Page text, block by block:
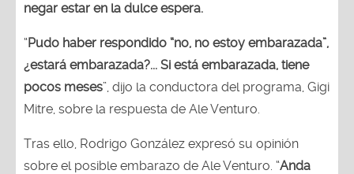
negar estar en la dulce espera.
“Pudo haber respondido “no, no estoy embarazada”,
¿estará embarazada?... Si está embarazada, tiene
pocos meses”, dijo la conductora del programa, Gigi
Mitre, sobre la respuesta de Ale Venturo.
Tras ello, Rodrigo González expresó su opinión
sobre el posible embarazo de Ale Venturo. “Anda